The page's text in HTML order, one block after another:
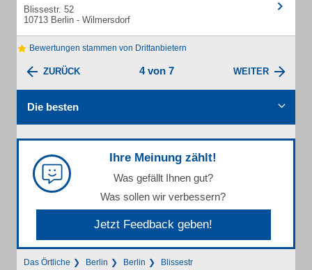
Blissestr. 52
10713 Berlin - Wilmersdorf
Bewertungen stammen von Drittanbietern
ZURÜCK 4 von 7 WEITER
Die besten
Ihre Meinung zählt!
Was gefällt Ihnen gut?
Was sollen wir verbessern?
Jetzt Feedback geben!
Das Örtliche Berlin Berlin Blissestr